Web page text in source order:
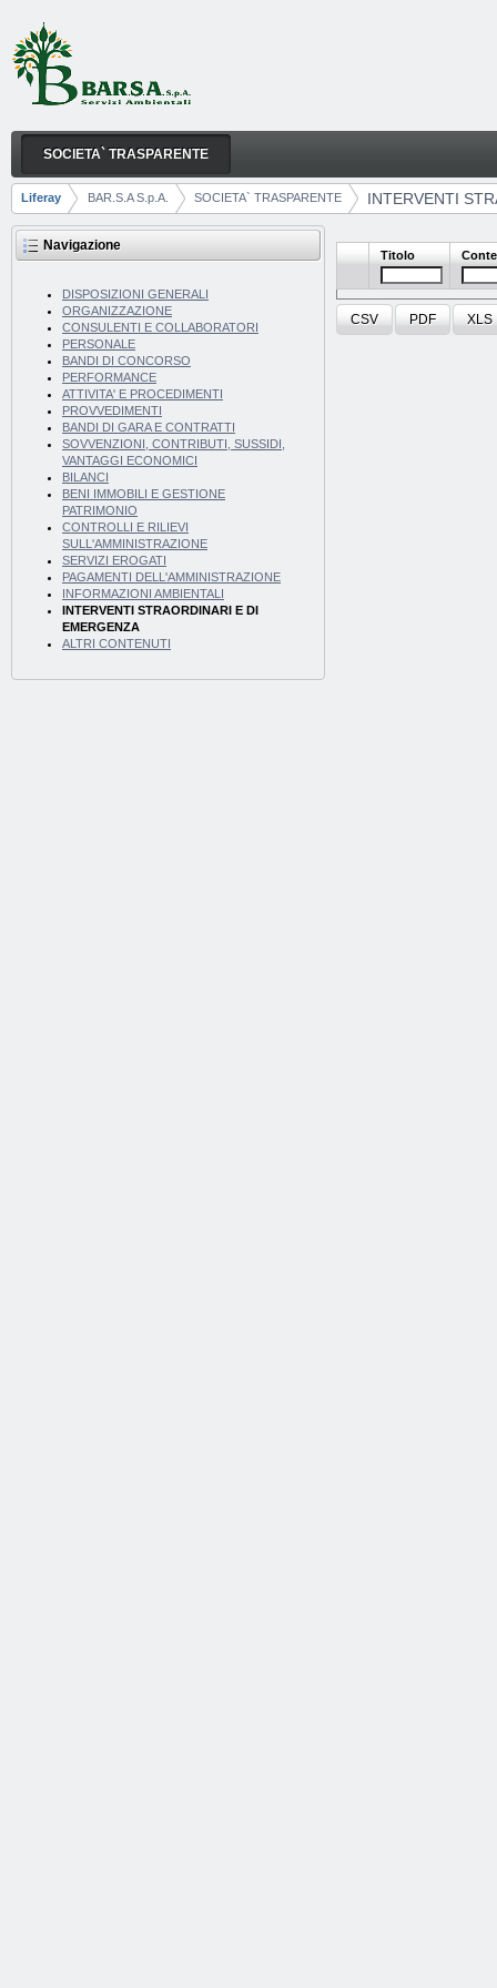
Salta al contenuto
INTERVENTI STRAORDINARI E DI EMERGENZA
Navigazione
SOCIETA` TRASPARENTE
Breadcrumb
Liferay BAR.S.A S.p.A. SOCIETA` TRASPARENTE INTERVENTI
Navigazione
DISPOSIZIONI GENERALI
ORGANIZZAZIONE
CONSULENTI E COLLABORATORI
PERSONALE
BANDI DI CONCORSO
PERFORMANCE
ATTIVITA' E PROCEDIMENTI
PROVVEDIMENTI
BANDI DI GARA E CONTRATTI
SOVVENZIONI, CONTRIBUTI, SUSSIDI,
VANTAGGI ECONOMICI
BILANCI
BENI IMMOBILI E GESTIONE
PATRIMONIO
CONTROLLI E RILIEVI
SULL'AMMINISTRAZIONE
SERVIZI EROGATI
PAGAMENTI DELL'AMMINISTRAZIONE
INFORMAZIONI AMBIENTALI
INTERVENTI STRAORDINARI E DI
EMERGENZA
ALTRI CONTENUTI
Titolo
CSV PDF XLS